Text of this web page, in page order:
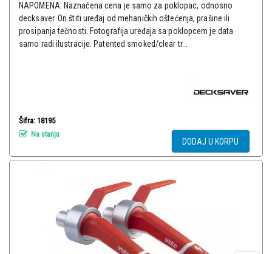
NAPOMENA: Naznačena cena je samo za poklopac, odnosno
decksaver. On štiti uređaj od mehaničkih oštećenja, prašine ili
prosipanja tečnosti. Fotografija uređaja sa poklopcem je data
samo radi ilustracije. Patented smoked/clear tr...
Šifra: 18195
Na stanju
DODAJ U KORPU